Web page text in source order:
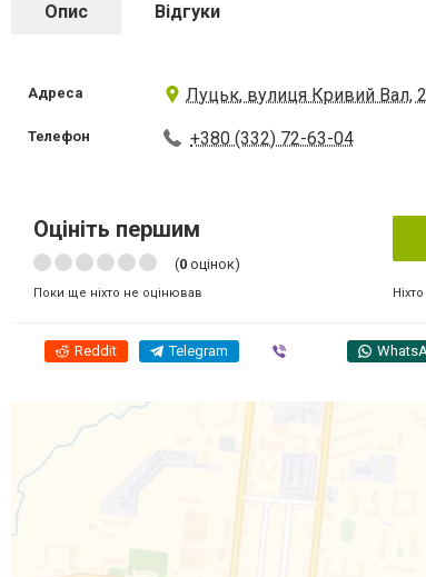
Опис Відгуки
Адреса Луцьк, вулиця Кривий Вал,
Телефон +380 (332) 72-63-04
Оцініть першим
(0 оцінок)
Поки ще ніхто не оцінював
Reddit Telegram